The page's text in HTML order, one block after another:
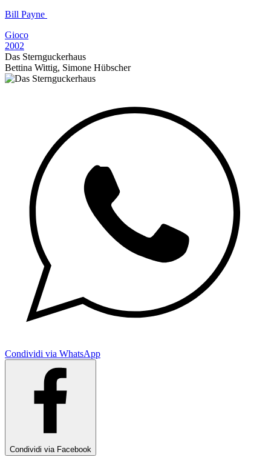
Bill Payne
Gioco
2002
Das Sternguckerhaus
Bettina Wittig, Simone Hübscher
Condividi via WhatsApp
Condividi via Facebook